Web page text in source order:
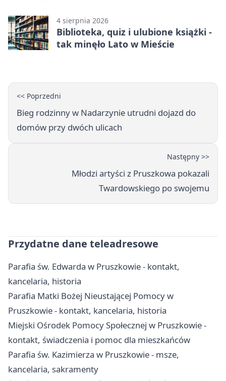
4 sierpnia 2026
Biblioteka, quiz i ulubione książki -
tak minęło Lato w Mieście
<< Poprzedni
Bieg rodzinny w Nadarzynie utrudni dojazd do
domów przy dwóch ulicach
Następny >>
Młodzi artyści z Pruszkowa pokazali
Twardowskiego po swojemu
Przydatne dane teleadresowe
Parafia św. Edwarda w Pruszkowie - kontakt,
kancelaria, historia
Parafia Matki Bożej Nieustającej Pomocy w
Pruszkowie - kontakt, kancelaria, historia
Miejski Ośrodek Pomocy Społecznej w Pruszkowie -
kontakt, świadczenia i pomoc dla mieszkańców
Parafia św. Kazimierza w Pruszkowie - msze,
kancelaria, sakramenty